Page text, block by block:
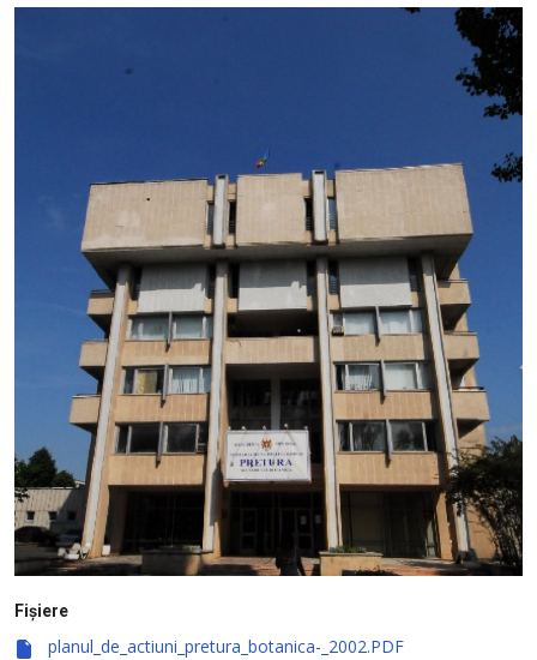
Căutați pe Internet
Funcţii vacante
Fișiere
planul_de_actiuni_pretura_botanica-_2002.PDF